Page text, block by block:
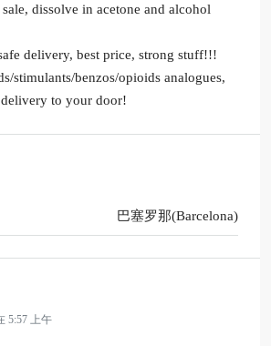
dissolve in acetone and alcohol
delivery, best price, strong stuff!!!
stimulants/benzos/opioids analogues,
delivery to your door!
巴塞罗那(Barcelona)
5:57 上午